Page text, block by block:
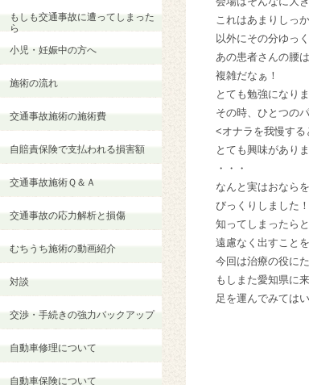
これはあまりしっ
以外にその分ゆっ
あの患者さんの腰
複雑だなぁ！
とても勉強になり
その時、ひとつの
<オナラを我慢する
とても興味があり
・・・
なんと実はおなら
びっくりしました！
知ってしまったら
遠慮なく出すこと
今回は治療の役に
もしまた愛知県に
足を運んでみては
もしも交通事故に遭ってしまった
ら
小児・妊娠中の方へ
施術の流れ
交通事故施術の施術費
自賠責保険で支払われる損害額
交通事故施術Ｑ＆Ａ
交通事故の応力解析と損傷
むちうち施術の動画紹介
対談
交渉・手続きの強力バックアップ
自動車修理について
自動車保険について